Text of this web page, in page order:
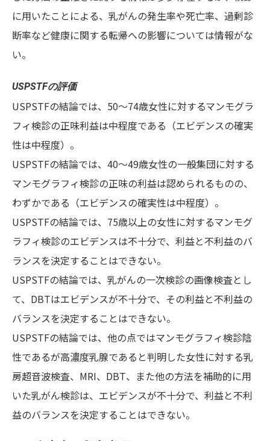
に用いたことによる、乳がんの発生率や死亡率、過剰診
断率など健康に関する転帰への影響については情報がな
い。
USPSTFの評価
USPSTFの結論では、50〜74歳女性に対するマンモグラ
フィ検診の正味利益は中程度である（エビデンスの確実
性は中程度）。
USPSTFの結論では、40〜49歳女性の一般集団に対する
マンモグラフィ検診の正味の利益は認められるものの、
わずかである（エビデンスの確実性は中程度）。
USPSTFの結論では、75歳以上の女性に対するマンモグ
ラフィ検診のエビデンスは不十分で、利益と不利益のバ
ランスを決定することはできない。
USPSTFの結論では、乳がんの一次検診の画像検査とし
て、DBTはエビデンスが不十分で、その利益と不利益の
バランスを決定することはできない。
USPSTFの結論では、他の点ではマンモグラフィ検診陰
性であるが高濃度乳腺であると判明した女性に対する乳
房超音波検査、MRI、DBT、また他の方法を補助的に用
いた乳がん検診は、エビデンスが不十分で、利益と不利
益のバランスを決定することはできない。